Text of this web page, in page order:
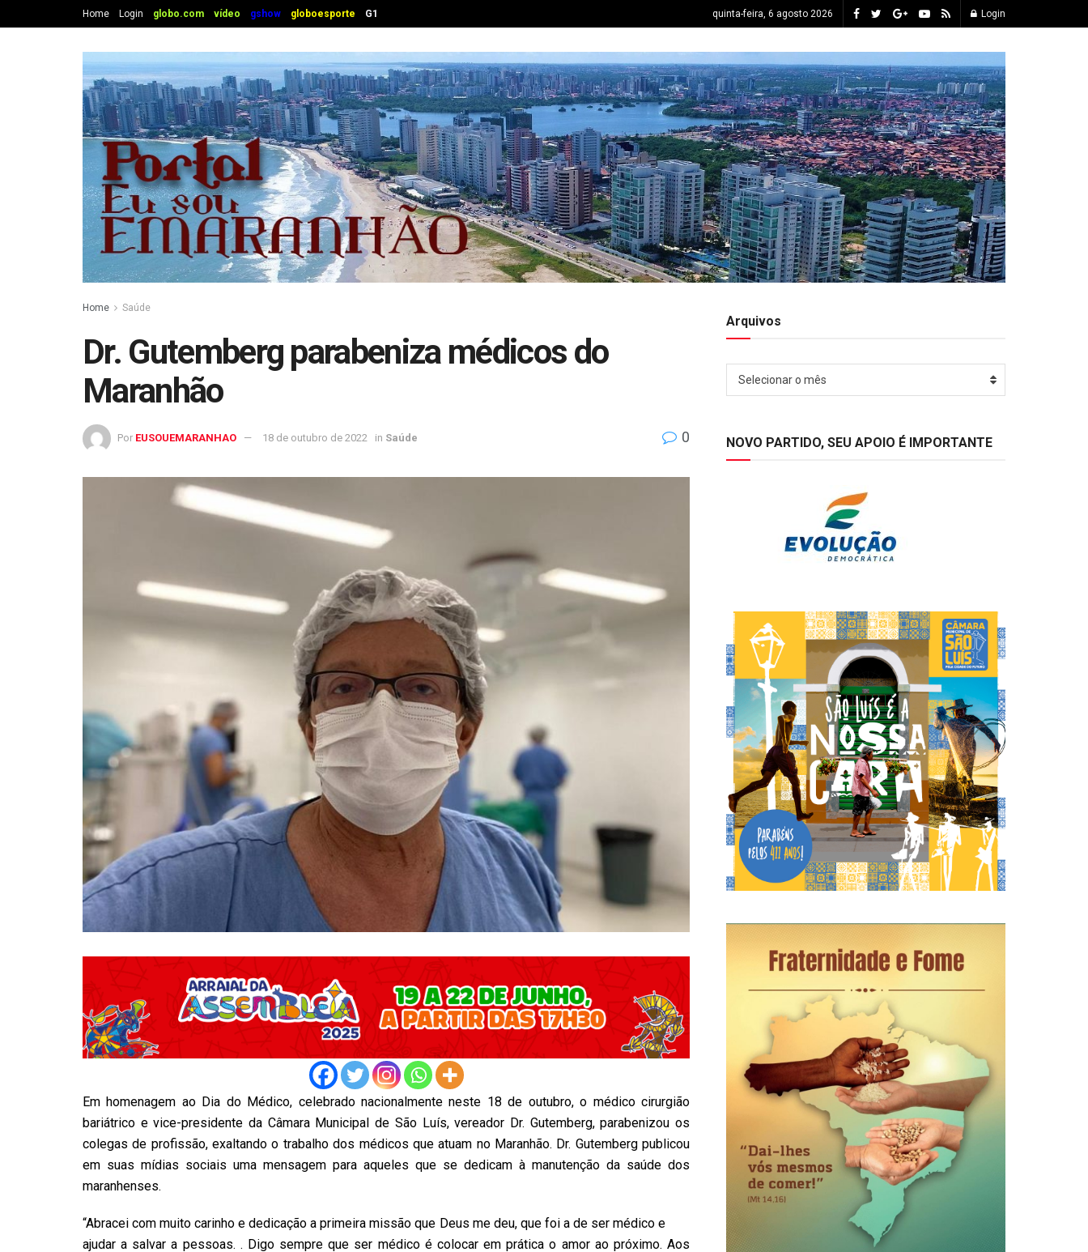
Home Login globo.com vídeo gshow globoesporte G1 quinta-feira, 6 agosto 2026 Login
Home Saúde
Dr. Gutemberg parabeniza médicos do
Maranhão
Por EUSOUEMARANHAO 18 de outubro de 2022 in Saúde 0
Em homenagem ao Dia do Médico, celebrado nacionalmente neste 18 de outubro, o médico cirurgião
bariátrico e vice-presidente da Câmara Municipal de São Luís, vereador Dr. Gutemberg, parabenizou os
colegas de profissão, exaltando o trabalho dos médicos que atuam no Maranhão. Dr. Gutemberg publicou
em suas mídias sociais uma mensagem para aqueles que se dedicam à manutenção da saúde dos
maranhenses.
“Abracei com muito carinho e dedicação a primeira missão que Deus me deu, que foi a de ser médico e
ajudar a salvar a pessoas. . Digo sempre que ser médico é colocar em prática o amor ao próximo. Aos
Arquivos
Selecionar o mês
NOVO PARTIDO, SEU APOIO É IMPORTANTE